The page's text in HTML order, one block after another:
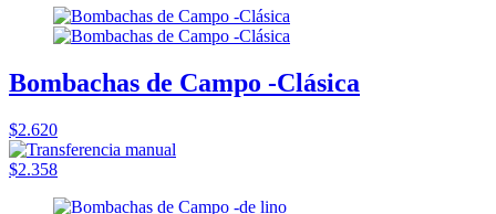
Bombachas de Campo -Clásica
$2.620
$2.358